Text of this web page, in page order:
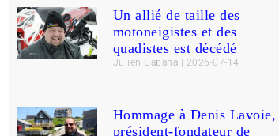
Un allié de taille des
motoneigistes et des
quadistes est décédé
Julien Cabana 2026-07-14
Hommage à Denis Lavoie,
président-fondateur de